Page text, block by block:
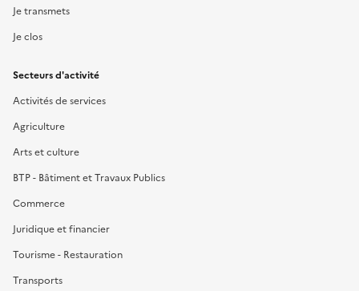
Je transmets
Je clos
Secteurs d'activité
Activités de services
Agriculture
Arts et culture
BTP - Bâtiment et Travaux Publics
Commerce
Juridique et financier
Tourisme - Restauration
Transports